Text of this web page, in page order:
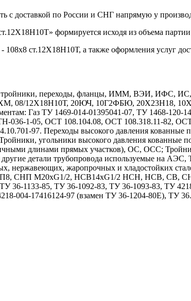
с доставкой по России и СНГ напрямую у
формируется исходя из объема партии
ст.12Х18Н10Т, а также оформления услуг
переходы, фланцы, ИММ, ВЭИ, ИФС, ИС,
08/12Х18Н10Т, 20ЮЧ, 10Г2ФБЮ, 20Х23Н18,
Газ ТУ 1469-014-01395041-07, ТУ 1468-120-
036-1-05, ОСТ 108.104.08, ОСТ 108.318.11-82,
97. Переходы высокого давления
угольники высокого давления
длинами прямых участков), ОС, ОСС;
детали трубопровода используемые на
нержавеющих, жаропрочных и хладостойких
М20хG1/2, НСВ14хG1/2 НСН, НСВ, СВ,
36-1133-85, ТУ 36-1092-83, ТУ 36-1093-83, ТУ
004-17416124-97 (взамен ТУ 36-1204-80Е), ТУ